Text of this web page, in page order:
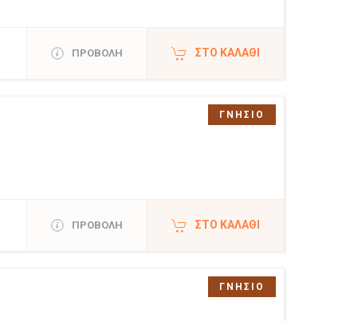
ΠΡΟΒΟΛΗ ΣΤΟ ΚΑΛΆΘΙ
ΠΡΟΒΟΛΗ ΣΤΟ ΚΑΛΆΘΙ
ΓΝΗΣΙΟ
ΓΝΗΣΙΟ